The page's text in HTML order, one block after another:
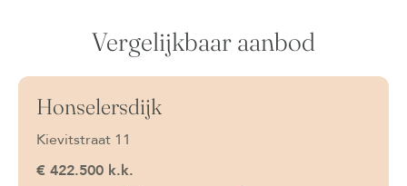
Vergelijkbaar aanbod
Onder bod
Honselersdijk
Kievitstraat 11
€ 422.500 k.k.